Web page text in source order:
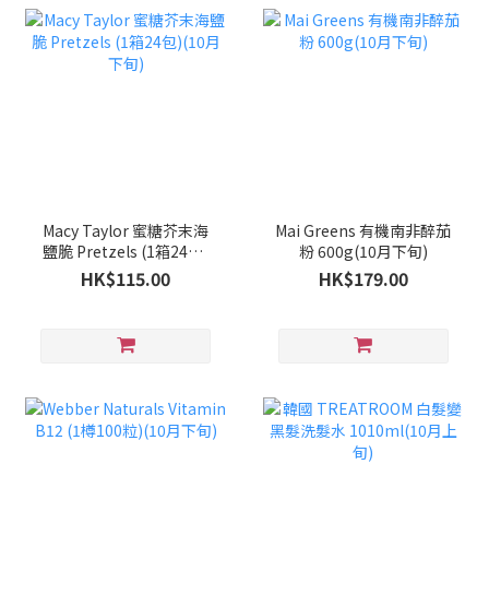
Macy Taylor 蜜糖芥末海
鹽脆 Pretzels (1箱24包)
(10月下旬)
HK$115.00
Mai Greens 有機南非醉茄
粉 600g(10月下旬)
HK$179.00